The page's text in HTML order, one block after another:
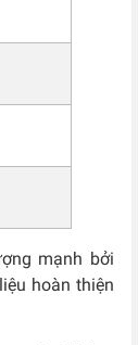
mạnh bởi
hoàn thiện